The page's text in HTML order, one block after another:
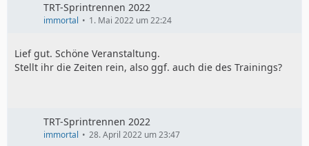
TRT-Sprintrennen 2022
immortal 1. Mai 2022 um 22:24
Lief gut. Schöne Veranstaltung.
Stellt ihr die Zeiten rein, also ggf. auch die des Trainings?
TRT-Sprintrennen 2022
immortal 28. April 2022 um 23:47